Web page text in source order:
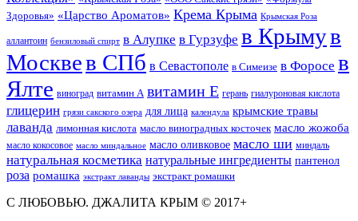
Здоровья» «Царство Ароматов» Крема Крыма Крымская Роза
аллантоин бензиловый спирт в Алупке в Гурзуфе в Крымув
Москвев СПб в Севастополе в Симеизе в Форосе в
Ялте виноград витамин А витамин Е герань гиалуроновая кислота
глицерин грязи сакского озера для лица календула крымские травы
лаванда лимонная кислота масло виноградных косточек масло жожоба
масло кокосовое масло миндальное масло оливковое масло ши миндаль
натуральная косметика натуральные ингредиенты пантенол
роза ромашка экстракт лаванды экстракт ромашки
С ЛЮБОВЬЮ. ДЖАЛИТА КРЫМ © 2017+